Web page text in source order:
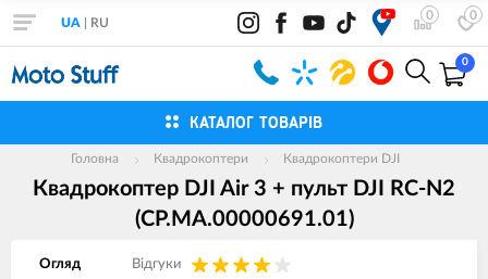
0 0
UA RU
0
КАТАЛОГ ТОВАРІВ
Головна Квадрокоптери Квадрокоптери DJI
Квадрокоптер DJI Air 3 + пульт DJI RC-N2
(CP.MA.00000691.01)
Огляд Вiдгуки